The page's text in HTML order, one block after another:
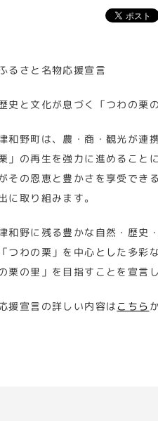
るさと名物応援宣言
史と文化が息づく「つわの栗の
和野町は、農・商・観光が連
」の再生を強力に進めること
その恩恵と豊かさを享受でき
に取り組みます。
和野に残る豊かな自然・歴史
つわの栗」を中心とした多彩
栗の里」を目指すことを宣言し
援宣言の詳しい内容はこちら